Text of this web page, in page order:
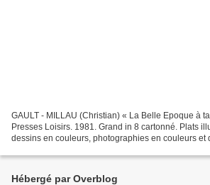
GAULT - MILLAU (Christian) « La Belle Epoque à
Presses Loisirs. 1981. Grand in 8 cartonné. Plats
dessins en couleurs, photographies en couleurs et
Hébergé par Overblog